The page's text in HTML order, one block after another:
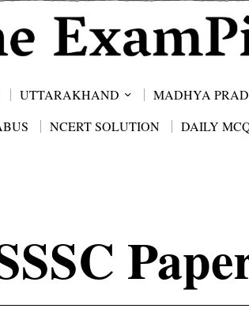
UTTARAKHAND MADHYA
NCERT SOLUTION DAILY